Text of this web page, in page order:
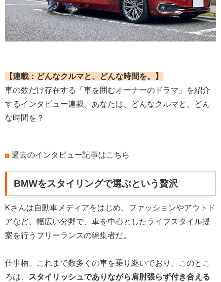
【連載：どんなクルマと、どんな時間を。】
車の数だけ存在する「車を囲むオーナーのドラマ」を紹介
するインタビュー連載。あなたは、どんなクルマと、どん
な時間を？
過去のインタビュー記事はこちら
BMWをスタイリングで選ぶという贅沢
Kさんは自動車メディアをはじめ、ファッションやアウトド
アなど、幅広い分野で、車を中心としたライフスタイル提
案を行うフリーランスの編集者だ。
仕事柄、これまで数多くの車を乗り継いでおり、このとこ
ろは、
スタイリッシュでありながら肩肘張らず付き合える